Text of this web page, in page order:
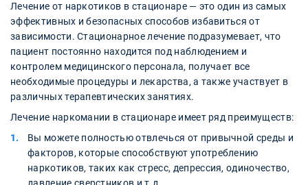
Лечение от наркотиков в стационаре — это один из самых
эффективных и безопасных способов избавиться от
зависимости. Стационарное лечение подразумевает, что
пациент постоянно находится под наблюдением и
контролем медицинского персонала, получает все
необходимые процедуры и лекарства, а также участвует в
различных терапевтических занятиях.
Лечение наркомании в стационаре имеет ряд преимуществ:
Вы можете полностью отвлечься от привычной среды и
факторов, которые способствуют употреблению
наркотиков, таких как стресс, депрессия, одиночество,